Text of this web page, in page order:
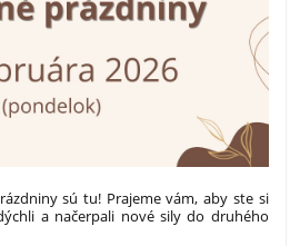
sú tu! Prajeme vám, aby ste si
a načerpali nové sily do druhého